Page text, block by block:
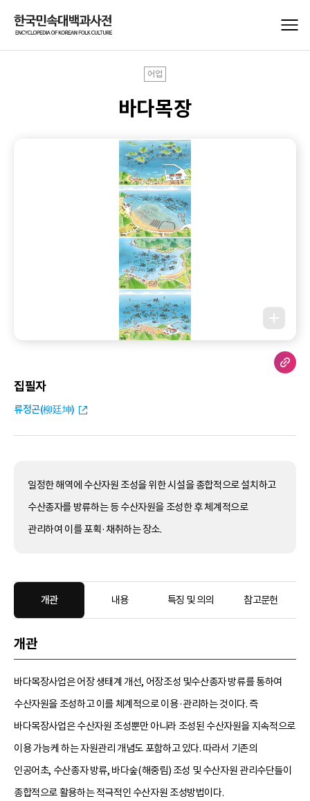
어업
바다목장
집필자
류정곤(柳廷坤)
일정한 해역에 수산자원 조성을 위한 시설을 종합적으로 설치하고
수산종자를 방류하는 등 수산자원을 조성한 후 체계적으로
관리하여 이를 포획·채취하는 장소.
개관 내용 특징 및 의의 참고문헌
개관
바다목장사업은 어장 생태계 개선, 어장조성 및수산종자 방류를 통하여
수산자원을 조성하고 이를 체계적으로 이용·관리하는 것이다. 즉
바다목장사업은 수산자원 조성뿐만 아니라 조성된 수산자원을 지속적으로
이용 가능케 하는 자원관리 개념도 포함하고 있다. 따라서 기존의
인공어초, 수산종자 방류, 바다숲(해중림) 조성 및 수산자원 관리수단들이
종합적으로 활용하는 적극적인 수산자원 조성방법이다.